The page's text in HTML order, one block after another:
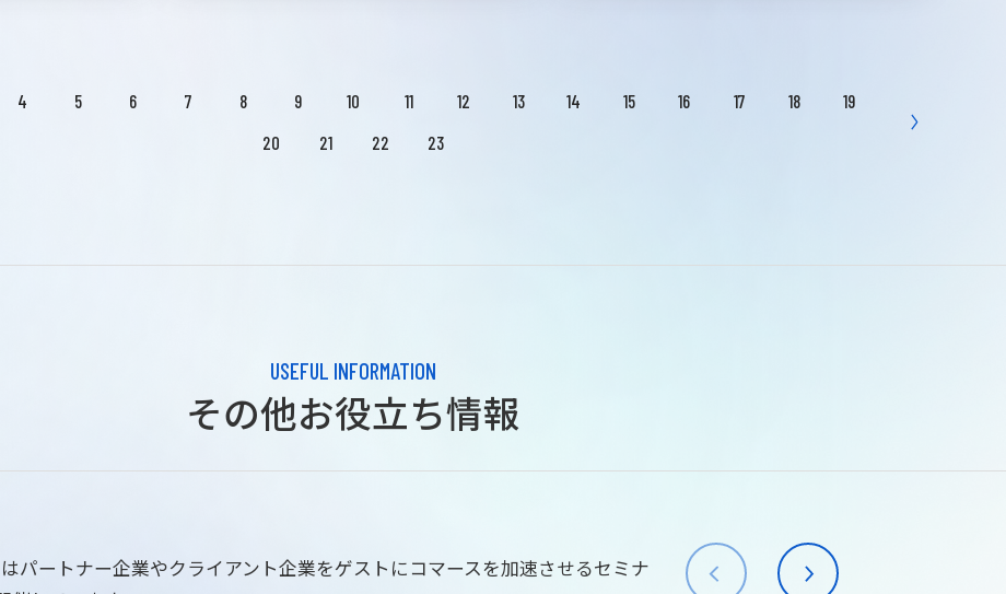
4 5 6 7 8 9 10 11 12 13 14 15 16 17 18
19
20
21 22 23
USEFUL INFORMATION
その他お役立ち情報
パートナー企業やクライアント企業をゲストにコマースを加速させるセミナ